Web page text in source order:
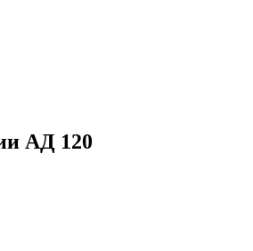
АД 120